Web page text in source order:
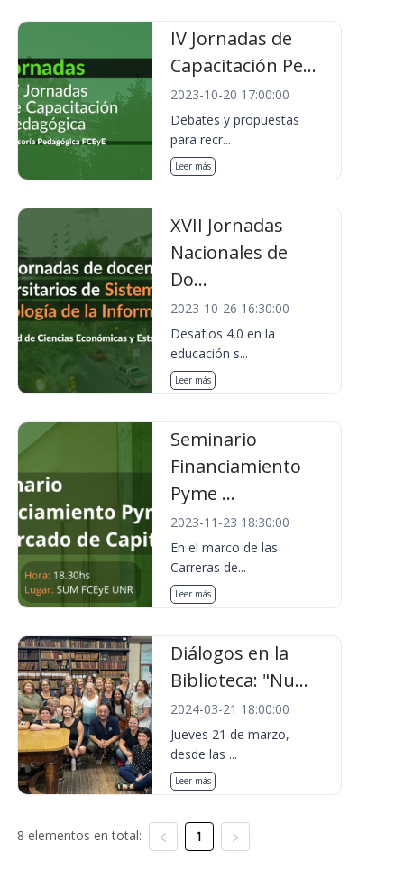
IV Jornadas de
Capacitación Pe...
2023-10-20 17:00:00
Debates y propuestas
para recr...
Leer más
XVII Jornadas
Nacionales de
Do...
2023-10-26 16:30:00
Desafíos 4.0 en la
educación s...
Leer más
Seminario
Financiamiento
Pyme ...
2023-11-23 18:30:00
En el marco de las
Carreras de...
Leer más
Diálogos en la
Biblioteca: "Nu...
2024-03-21 18:00:00
Jueves 21 de marzo,
desde las ...
Leer más
8 elementos en total: 1